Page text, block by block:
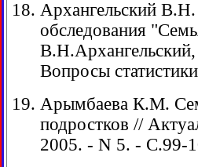
Архангельский В.Н.
обследования
Вопросы
Арымбаева К.М.
подростков //
2005. - N 5. - С.99-